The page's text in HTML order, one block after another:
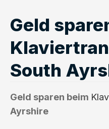
Geld
South
Geld sparen beim
Ayrshire